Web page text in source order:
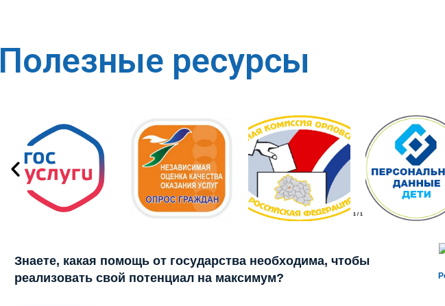
Полезные ресурсы
1 / 1
Знаете, какая помощь от государства необходима, чтобы
реализовать свой потенциал на максимум?